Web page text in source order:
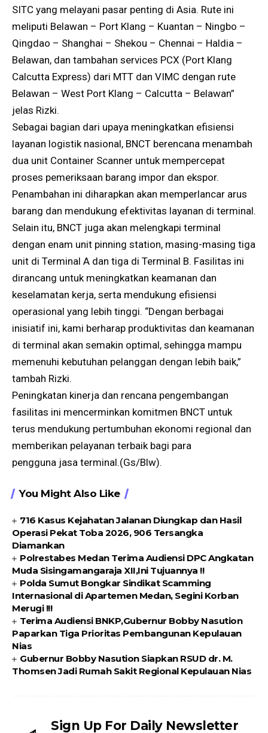
SITC yang melayani pasar penting di Asia. Rute ini
meliputi Belawan – Port Klang – Kuantan – Ningbo –
Qingdao – Shanghai – Shekou – Chennai – Haldia –
Belawan, dan tambahan services PCX (Port Klang
Calcutta Express) dari MTT dan VIMC dengan rute
Belawan – West Port Klang – Calcutta – Belawan”
jelas Rizki.
Sebagai bagian dari upaya meningkatkan efisiensi
layanan logistik nasional, BNCT berencana menambah
dua unit Container Scanner untuk mempercepat
proses pemeriksaan barang impor dan ekspor.
Penambahan ini diharapkan akan memperlancar arus
barang dan mendukung efektivitas layanan di terminal.
Selain itu, BNCT juga akan melengkapi terminal
dengan enam unit pinning station, masing-masing tiga
unit di Terminal A dan tiga di Terminal B. Fasilitas ini
dirancang untuk meningkatkan keamanan dan
keselamatan kerja, serta mendukung efisiensi
operasional yang lebih tinggi. “Dengan berbagai
inisiatif ini, kami berharap produktivitas dan keamanan
di terminal akan semakin optimal, sehingga mampu
memenuhi kebutuhan pelanggan dengan lebih baik,”
tambah Rizki.
Peningkatan kinerja dan rencana pengembangan
fasilitas ini mencerminkan komitmen BNCT untuk
terus mendukung pertumbuhan ekonomi regional dan
memberikan pelayanan terbaik bagi para
pengguna jasa terminal.(Gs/Blw).
You Might Also Like
716 Kasus Kejahatan Jalanan Diungkap dan Hasil
Operasi Pekat Toba 2026, 906 Tersangka
Diamankan
Polrestabes Medan Terima Audiensi DPC Angkatan
Muda Sisingamangaraja XII,Ini Tujuannya !!
Polda Sumut Bongkar Sindikat Scamming
Internasional di Apartemen Medan, Segini Korban
Merugi !!!
Terima Audiensi BNKP,Gubernur Bobby Nasution
Paparkan Tiga Prioritas Pembangunan Kepulauan
Nias
Gubernur Bobby Nasution Siapkan RSUD dr. M.
Thomsen Jadi Rumah Sakit Regional Kepulauan Nias
Sign Up For Daily Newsletter